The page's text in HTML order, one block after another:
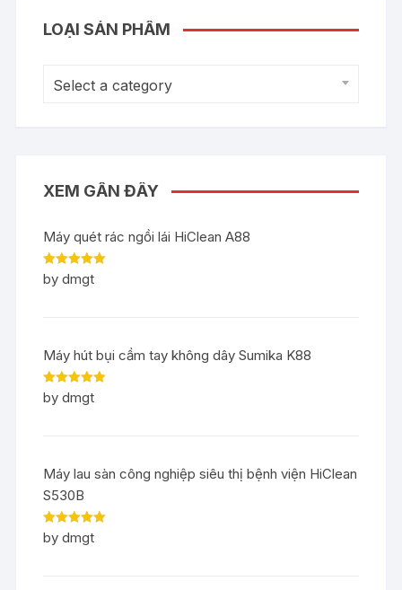
LOẠI SẢN PHẨM
Select a category
XEM GẦN ĐÂY
Máy quét rác ngồi lái HiClean A88
Rated5out
of 5
by dmgt
Máy hút bụi cầm tay không dây Sumika K88
Rated5out
of 5
by dmgt
Máy lau sàn công nghiệp siêu thị bệnh viện HiClean
S530B
Rated5out
of 5
by dmgt